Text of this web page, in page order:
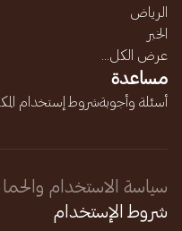
الرياض
الخبر
عرض الكل...
مساعدة
أسئلة وأجوبةشروط إستخدام
سياسة الاستخدام
شروط الإستخدام